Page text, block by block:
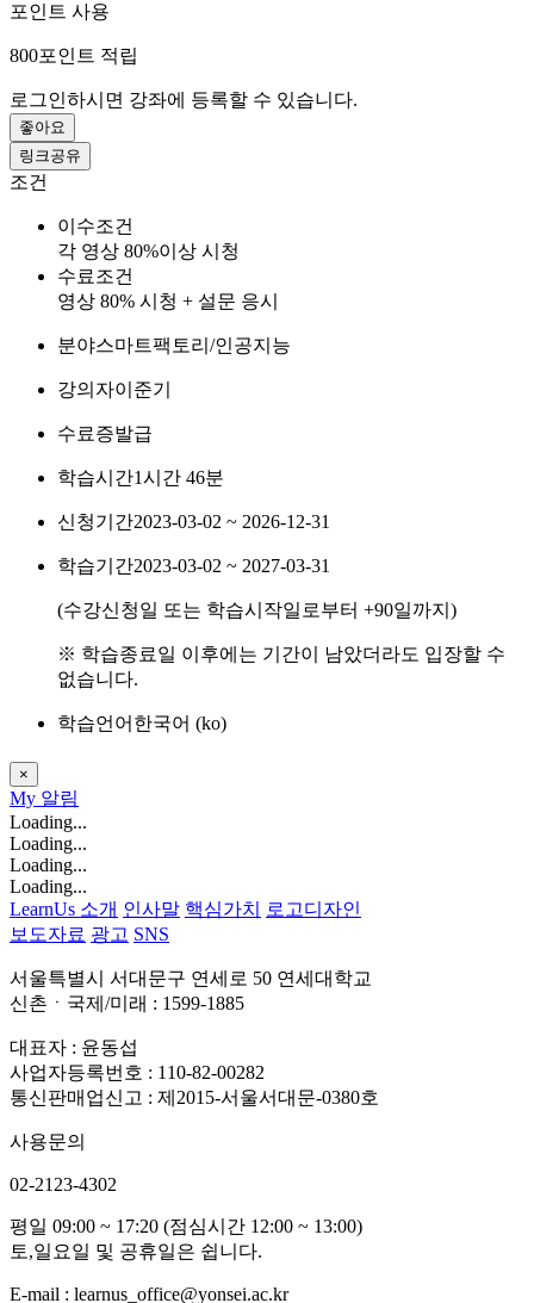
포인트 사용
800포인트 적립
로그인하시면 강좌에 등록할 수 있습니다.
좋아요
링크공유
조건
이수조건
각 영상 80%이상 시청
수료조건
영상 80% 시청 + 설문 응시
분야스마트팩토리/인공지능
강의자이준기
수료증발급
학습시간1시간 46분
신청기간2023-03-02 ~ 2026-12-31
학습기간2023-03-02 ~ 2027-03-31
(수강신청일 또는 학습시작일로부터 +90일까지)
※ 학습종료일 이후에는 기간이 남았더라도 입장할 수
없습니다.
학습언어 한국어 ‎(ko)‎
×
My 알림
Loading...
Loading...
Loading...
Loading...
LearnUs 소개 인사말 핵심가치
로고디자인
보도자료 광고 SNS
서울특별시 서대문구 연세로 50 연세대학교
신촌ㆍ국제/미래 : 1599-1885
대표자 : 윤동섭
사업자등록번호 : 110-82-00282
통신판매업신고 : 제2015-서울서대문-0380호
사용문의
02-2123-4302
평일 09:00 ~ 17:20 (점심시간 12:00 ~ 13:00)
토,일요일 및 공휴일은 쉽니다.
E-mail : learnus_office@yonsei.ac.kr